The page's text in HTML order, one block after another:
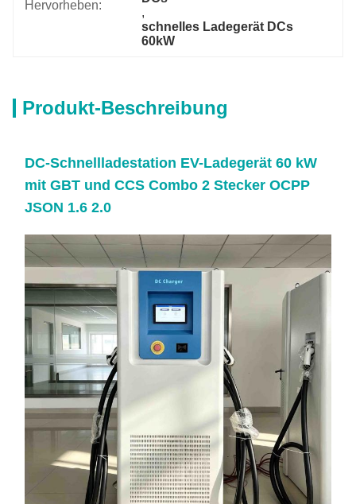
Hervorheben:
,
schnelles Ladegerät DCs
60kW
Produkt-Beschreibung
DC-Schnellladestation EV-Ladegerät 60 kW
mit GBT und CCS Combo 2 Stecker OCPP
JSON 1.6 2.0